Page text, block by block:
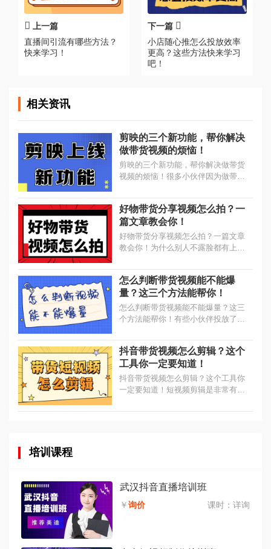
上一篇
直播间引流有哪些方法？
快来学习！
下一篇
小店随心推怎么投放效率
更高？这些方法快来学习
吧！
相关资讯
剪映的三个新功能，帮你解决
做带货视频的烦恼！
剪映的三个新功能，帮你解决做带货
视频的烦恼！很多小伙伴因为做带货
是写不出文案，三是没有演员。...
好物带货分享视频怎么拍？一
篇文章教会你！
好物带货分享视频怎么拍？一篇文章
教会你！为什么别人不露脸都有上百
简单，不需要昂贵设备，不需要剪辑
技巧。...
怎么判断带货视频能不能爆
量？这三个方法能帮你！
怎么判断带货视频能不能爆量？这三
个方法能帮你！有些小伙伴投放了几
那这篇文章就要仔细看了，教你判断
带货视频能否爆量。...
抖音带货视频怎么剪辑？这个
工具你一定要知道！
抖音带货视频怎么剪辑？这个工具你
一定要知道！短视频剪辑是非常有必
多次，一次说错了不要怕，多说几
培训课程
武汉抖音直播培训班
￥询价 课时： 详询